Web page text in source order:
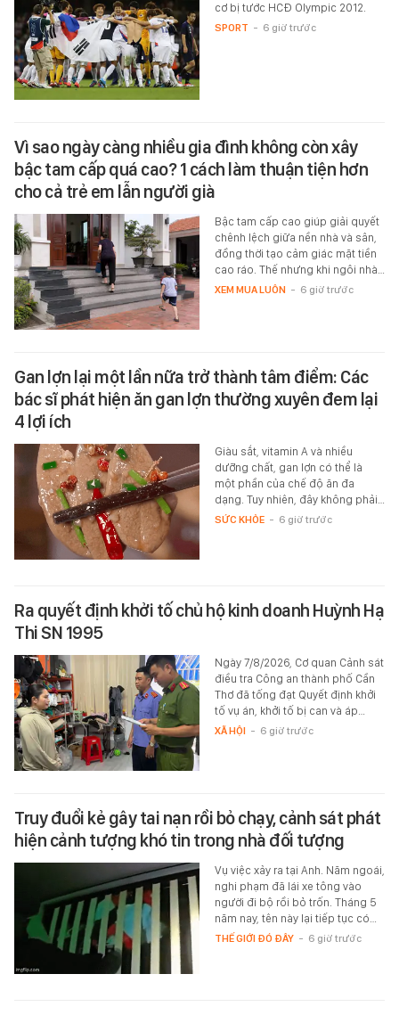
cơ bị tước HCĐ Olympic 2012.
SPORT - 6 giờ trước
Vì sao ngày càng nhiều gia đình không còn xây
bậc tam cấp quá cao? 1 cách làm thuận tiện hơn
cho cả trẻ em lẫn người già
Bậc tam cấp cao giúp giải quyết
chênh lệch giữa nền nhà và sân,
đồng thời tạo cảm giác mặt tiền
cao ráo. Thế nhưng khi ngôi nhà…
XEM MUA LUÔN - 6 giờ trước
Gan lợn lại một lần nữa trở thành tâm điểm: Các
bác sĩ phát hiện ăn gan lợn thường xuyên đem lại
4 lợi ích
Giàu sắt, vitamin A và nhiều
dưỡng chất, gan lợn có thể là
một phần của chế độ ăn đa
dạng. Tuy nhiên, đây không phải…
SỨC KHỎE - 6 giờ trước
Ra quyết định khởi tố chủ hộ kinh doanh Huỳnh Hạ
Thi SN 1995
Ngày 7/8/2026, Cơ quan Cảnh sát
điều tra Công an thành phố Cần
Thơ đã tống đạt Quyết định khởi
tố vụ án, khởi tố bị can và áp…
XÃ HỘI - 6 giờ trước
Truy đuổi kẻ gây tai nạn rồi bỏ chạy, cảnh sát phát
hiện cảnh tượng khó tin trong nhà đối tượng
Vụ việc xảy ra tại Anh. Năm ngoái,
nghi phạm đã lái xe tông vào
người đi bộ rồi bỏ trốn. Tháng 5
năm nay, tên này lại tiếp tục có…
THẾ GIỚI ĐÓ ĐÂY - 6 giờ trước